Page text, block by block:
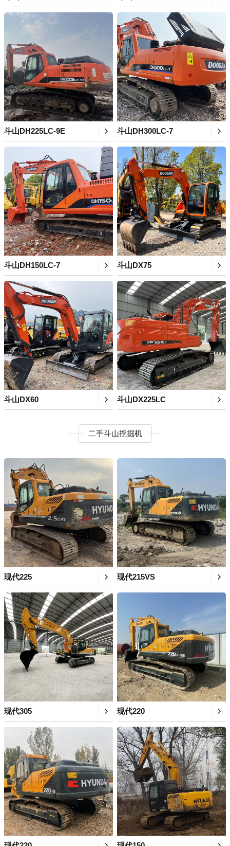
斗山DH225LC-9E 斗山DH300LC-7
斗山DH150LC-7 斗山DX75
斗山DX60 斗山DX225LC
二手斗山挖掘机
现代225 现代215VS
现代305 现代220